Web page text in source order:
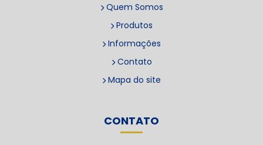
Quem Somos
Produtos
Informações
Contato
Mapa do site
CONTATO